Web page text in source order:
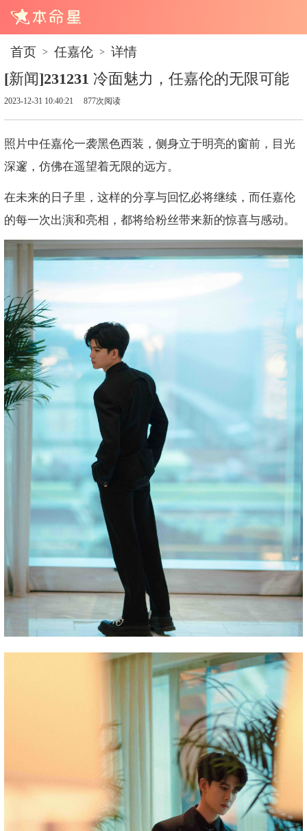
首页 > 任嘉伦 > 详情
[新闻]231231 冷面魅力，任嘉伦的无限可能
2023-12-31 10:40:21 877次阅读
照片中任嘉伦一袭黑色西装，侧身立于明亮的窗前，目光
深邃，仿佛在遥望着无限的远方。
在未来的日子里，这样的分享与回忆必将继续，而任嘉伦
的每一次出演和亮相，都将给粉丝带来新的惊喜与感动。